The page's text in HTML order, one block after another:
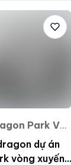
Park Văn Giang
dự án
vòng xuyến